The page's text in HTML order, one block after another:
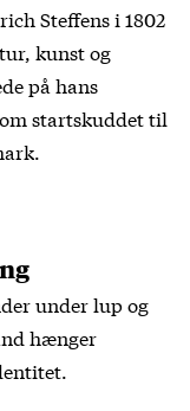
Steffens i 1802
kunst og
på hans
startskuddet til
under lup og
hænger